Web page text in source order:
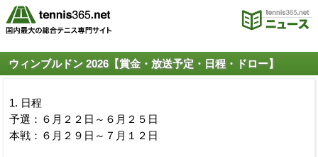
ウィンブルドン 2026【賞金・放送予定・日程・ドロー】
1. 日程
予選：６月２２日～６月２５日
本戦：６月２９日～７月１２日